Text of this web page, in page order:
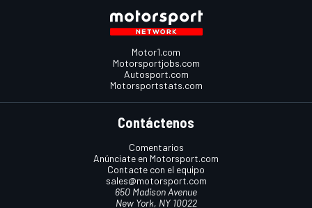
Motor1.com
Motorsportjobs.com
Autosport.com
Motorsportstats.com
Contáctenos
Comentarios
Anúnciate en Motorsport.com
Contacte con el equipo
sales@motorsport.com
650 Madison Avenue
New York, NY 10022